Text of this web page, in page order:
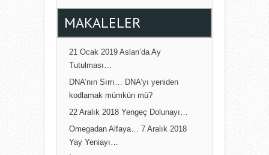
MAKALELER
21 Ocak 2019 Aslan’da Ay
Tutulması…
DNA’nın Sırrı… DNA’yı yeniden
kodlamak mümkün mü?
22 Aralık 2018 Yengeç Dolunayı…
Omegadan Alfaya… 7 Aralık 2018
Yay Yeniayı…